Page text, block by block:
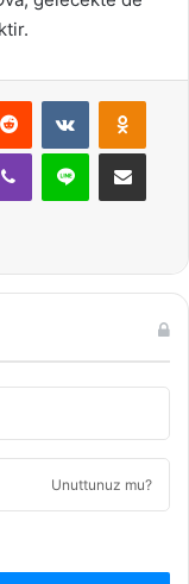
Reddit VKontakte
Viber Line E-Posta ile
Unuttunuz mu?